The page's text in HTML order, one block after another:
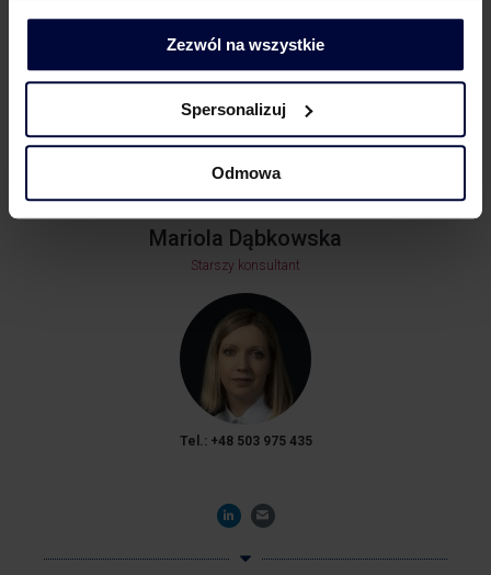
Zezwól na wszystkie
Spersonalizuj
Odmowa
Facebook Twitter
LinkedIn
Mariola Dąbkowska
Starszy konsultant
Tel.: +48 503 975 435